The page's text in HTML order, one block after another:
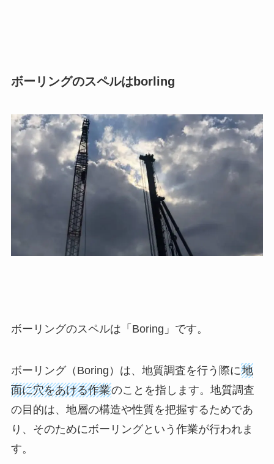
ボーリングのスペルはborling
ボーリングのスペルは「Boring」です。
ボーリング（Boring）は、地質調査を行う際に地
面に穴をあける作業のことを指します。地質調査
の目的は、地層の構造や性質を把握するためであ
り、そのためにボーリングという作業が行われま
す。